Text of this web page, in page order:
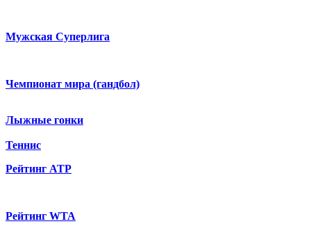
Мужская Суперлига
Чемпионат мира (гандбол)
Лыжные гонки
Теннис
Рейтинг ATP
Рейтинг WTA